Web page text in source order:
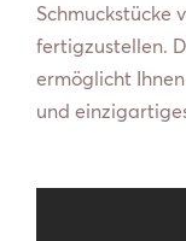
Schmuckstücke
fertigzustellen.
ermöglicht
und